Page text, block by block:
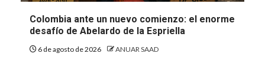
Colombia ante un nuevo comienzo: el enorme
desafío de Abelardo de la Espriella
6 de agosto de 2026 ANUAR SAAD